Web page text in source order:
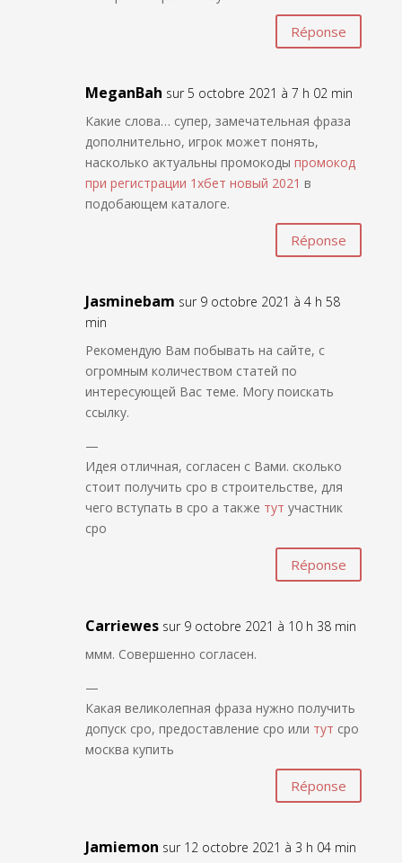
Réponse
MeganBah sur 5 octobre 2021 à 7 h 02 min
Какие слова… супер, замечательная фраза
дополнительно, игрок может понять,
насколько актуальны промокоды промокод
при регистрации 1хбет новый 2021 в
подобающем каталоге.
Réponse
Jasminebam sur 9 octobre 2021 à 4 h 58
min
Рекомендую Вам побывать на сайте, с
огромным количеством статей по
интересующей Вас теме. Могу поискать
ссылку.
—
Идея отличная, согласен с Вами. сколько
стоит получить сро в строительстве, для
чего вступать в сро а также тут участник
сро
Réponse
Carriewes sur 9 octobre 2021 à 10 h 38 min
ммм. Совершенно согласен.
—
Какая великолепная фраза нужно получить
допуск сро, предоставление сро или тут сро
москва купить
Réponse
Jamiemon sur 12 octobre 2021 à 3 h 04 min